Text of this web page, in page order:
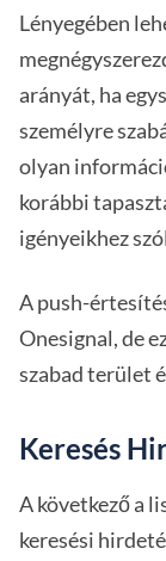
Lényegében
arányát, ha
személyre
olyan
korábbi
igényeikhez
A push-
Onesignal, de
szabad terület
Keresés
A következő a
keresési